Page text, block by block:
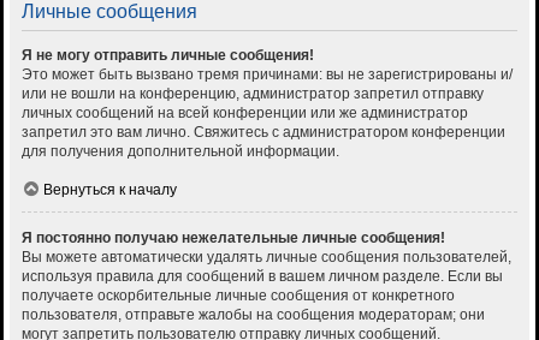
Личные сообщения
Я не могу отправить личные сообщения!
Это может быть вызвано тремя причинами: вы не зарегистрированы и/
или не вошли на конференцию, администратор запретил отправку
личных сообщений на всей конференции или же администратор
запретил это вам лично. Свяжитесь с администратором конференции
для получения дополнительной информации.
Вернуться к началу
Я постоянно получаю нежелательные личные сообщения!
Вы можете автоматически удалять личные сообщения пользователей,
используя правила для сообщений в вашем личном разделе. Если вы
получаете оскорбительные личные сообщения от конкретного
пользователя, отправьте жалобы на сообщения модераторам; они
могут запретить пользователю отправку личных сообщений.